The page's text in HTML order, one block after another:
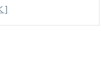
とに異なる。